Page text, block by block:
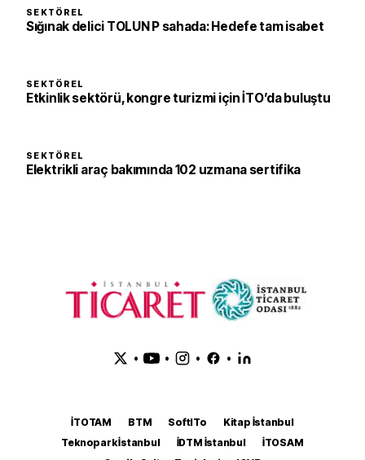
SEKTÖREL
Sığınak delici TOLUN P sahada: Hedefe tam isabet
SEKTÖREL
Etkinlik sektörü, kongre turizmi için İTO’da buluştu
SEKTÖREL
Elektrikli araç bakımında 102 uzmana sertifika
• • • •
İTOTAM BTM SoftITo
Kitap İstanbul
Teknopark İstanbul
İDTM İstanbul
İTOSAM